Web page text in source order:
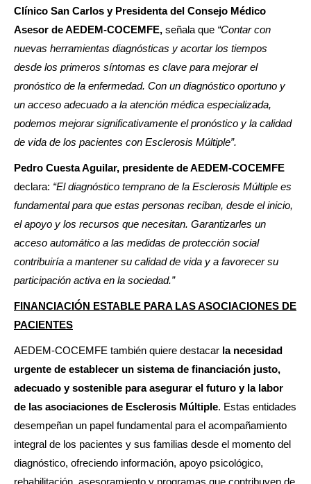
Clínico San Carlos y Presidenta del Consejo Médico
Asesor de AEDEM-COCEMFE, señala que “Contar con
nuevas herramientas diagnósticas y acortar los tiempos
desde los primeros síntomas es clave para mejorar el
pronóstico de la enfermedad. Con un diagnóstico oportuno y
un acceso adecuado a la atención médica especializada,
podemos mejorar significativamente el pronóstico y la calidad
de vida de los pacientes con Esclerosis Múltiple”.
Pedro Cuesta Aguilar, presidente de AEDEM-COCEMFE
declara: “El diagnóstico temprano de la Esclerosis Múltiple es
fundamental para que estas personas reciban, desde el inicio,
el apoyo y los recursos que necesitan. Garantizarles un
acceso automático a las medidas de protección social
contribuiría a mantener su calidad de vida y a favorecer su
participación activa en la sociedad.”
FINANCIACIÓN ESTABLE PARA LAS ASOCIACIONES DE
PACIENTES
AEDEM-COCEMFE también quiere destacar la necesidad
urgente de establecer un sistema de financiación justo,
adecuado y sostenible para asegurar el futuro y la labor
de las asociaciones de Esclerosis Múltiple. Estas entidades
desempeñan un papel fundamental para el acompañamiento
integral de los pacientes y sus familias desde el momento del
diagnóstico, ofreciendo información, apoyo psicológico,
rehabilitación, asesoramiento y programas que contribuyen de